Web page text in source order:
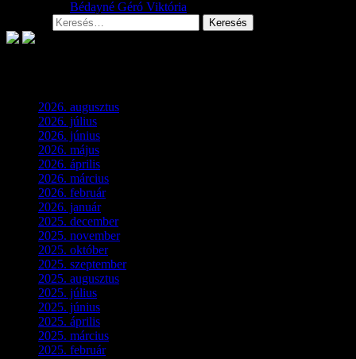
Bédayné Géró Viktória
2026. augusztus
2026. július
2026. június
2026. május
2026. április
2026. március
2026. február(4)
2026. január(2)
2025. december(4)
2025. november(3)
2025. október(3)
2025. szeptember(5)
2025. augusztus
2025. július
2025. június
2025. április
2025. március
2025. február(7)